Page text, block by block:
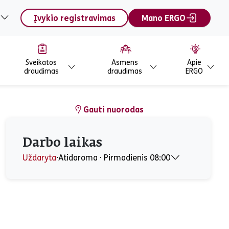
Įvykio registravimas Mano ERGO
Sveikatos
draudimas
Asmens
draudimas
Apie
ERGO
Gauti nuorodas
Darbo laikas
Uždaryta⋅
Atidaroma ⋅ Pirmadienis 08:00